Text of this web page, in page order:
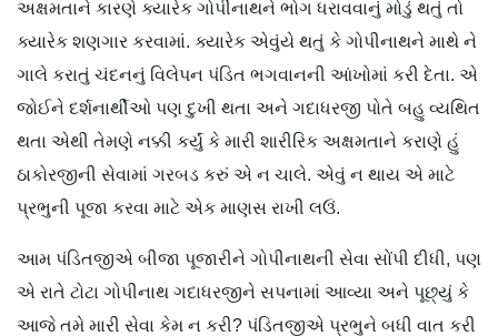
અક્ષમતાને કારણે ક્યારેક ગોપીનાથને ભોગ ધરાવવાનું મોડું થતું તો
ક્યારેક શણગાર કરવામાં. ક્યારેક એવુંયે થતું કે ગોપીનાથને માથે ને
ગાલે કરાતું ચંદનનું વિલેપન પંડિત ભગવાનની આંખોમાં કરી દેતા. એ
જોઈને દર્શનાર્થીઓ પણ દુખી થતા અને ગદાધરજી પોતે બહુ વ્યથિત
થતા એથી તેમણે નક્કી કર્યું કે મારી શારીરિક અક્ષમતાને કરાણે હું
ઠાકોરજીની સેવામાં ગરબડ કરું એ ન ચાલે. એવું ન થાય એ માટે
પ્રભુની પૂજા કરવા માટે એક માણસ રાખી લઉં.
આમ પંડિતજીએ બીજા પૂજારીને ગોપીનાથની સેવા સોંપી દીધી, પણ
એ રાતે ટોટા ગોપીનાથ ગદાધરજીને સપનામાં આવ્યા અને પૂછ્યું કે
આજે તમે મારી સેવા કેમ ન કરી? પંડિતજીએ પ્રભુને બધી વાત કરી